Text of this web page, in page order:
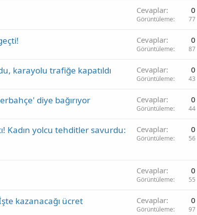
Cevaplar 0
Görüntüleme 77
Cevaplar 0
Görüntüleme 87
karayolu trafiğe kapatıldı Cevaplar 0
Görüntüleme 43
diye bağırıyor Cevaplar 0
Görüntüleme 44
Kadın yolcu tehditler savurdu:
Cevaplar 0
Görüntüleme 56
Cevaplar 0
Görüntüleme 55
kazanacağı ücret Cevaplar 0
Görüntüleme 97